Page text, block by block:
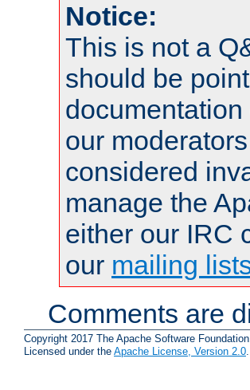
Notice:
This is not a
should be
our
considered
manage the
either our IRC
our mailing
Comments are
Copyright 2017 The Apache Software
Licensed under the Apache License, Version 2.0.